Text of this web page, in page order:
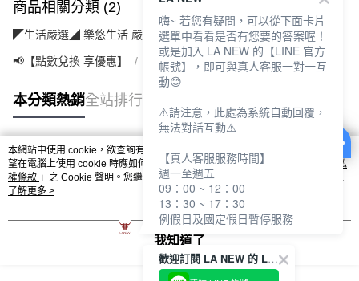
商品相關分類 (2)
◤生活嚴選◢ 樂悠生活 嚴選好物 運動休閒(運動/旅遊/配件)
📢【點數兌換 享優惠】 【10點】點點金兌換專區
本分類熱銷全站排行
熱門標籤
本網站中使用 cookie，欲查詢有關本網站使用 cookie 方式之詳情，及若您不希
望在電腦上使用 cookie 時應如何變更電腦的 cookie 設定，請參閱本網站「
隱私
權條款 」之 Cookie 聲明。您繼續使用本網站即表示您同意本公司得按本網站使
用條款之 Cookie 聲明使用 cookie。
了解更多 >
我知道了
歡迎訂閱 LA NEW 的 LINE 官方帳號
嗨~ 若您有疑問，可以從下面卡片
選單中看看是否有您要的答案喔！
或是加入 LA NEW 的【LINE 官方
帳號】，即可與真人客服一對一互
動😊
⚠️請注意，此處為系統自動回覆，
無法對話互動⚠️
【真人客服服務時間】
週一至週五
09：00 ~ 12：00
13：30 ~ 17：30
例假日及國定假日暫停服務